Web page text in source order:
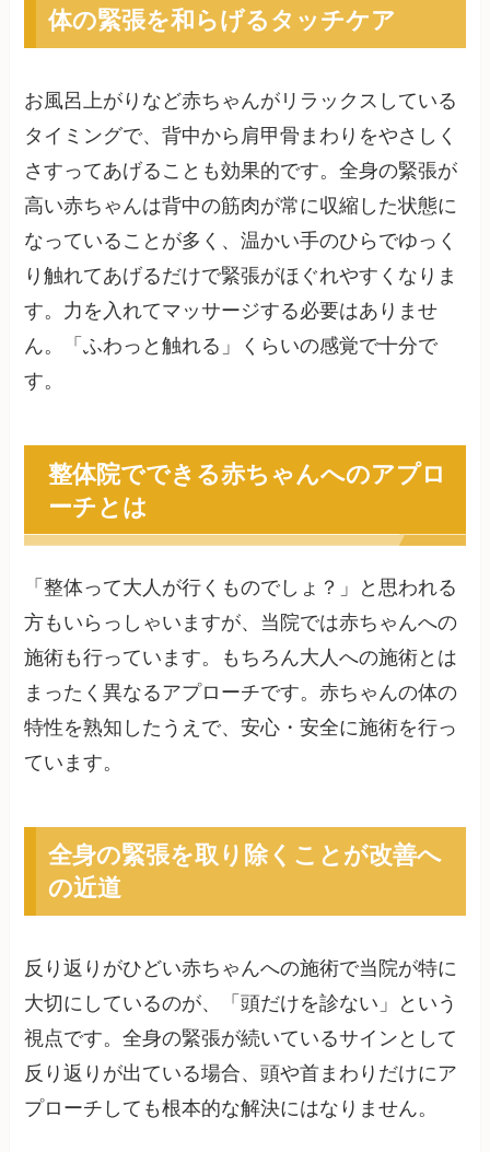
体の緊張を和らげるタッチケア
お風呂上がりなど赤ちゃんがリラックスしている
タイミングで、背中から肩甲骨まわりをやさしく
さすってあげることも効果的です。全身の緊張が
高い赤ちゃんは背中の筋肉が常に収縮した状態に
なっていることが多く、温かい手のひらでゆっく
り触れてあげるだけで緊張がほぐれやすくなりま
す。力を入れてマッサージする必要はありませ
ん。「ふわっと触れる」くらいの感覚で十分で
す。
整体院でできる赤ちゃんへのアプロ
ーチとは
「整体って大人が行くものでしょ？」と思われる
方もいらっしゃいますが、当院では赤ちゃんへの
施術も行っています。もちろん大人への施術とは
まったく異なるアプローチです。赤ちゃんの体の
特性を熟知したうえで、安心・安全に施術を行っ
ています。
全身の緊張を取り除くことが改善へ
の近道
反り返りがひどい赤ちゃんへの施術で当院が特に
大切にしているのが、「頭だけを診ない」という
視点です。全身の緊張が続いているサインとして
反り返りが出ている場合、頭や首まわりだけにア
プローチしても根本的な解決にはなりません。